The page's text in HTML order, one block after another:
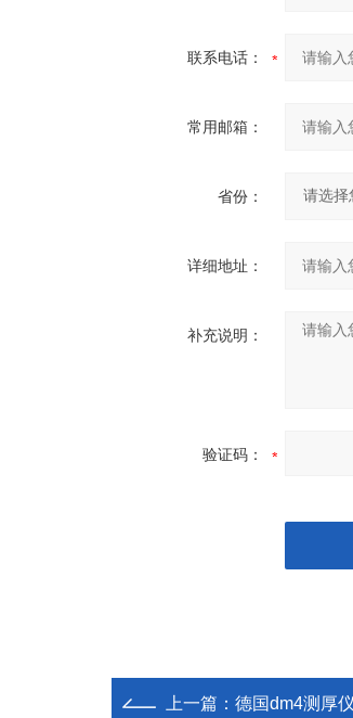
联系电话：
常用邮箱：
省份：
详细地址：
补充说明：
验证码：
上一篇： 德国dm4测厚仪